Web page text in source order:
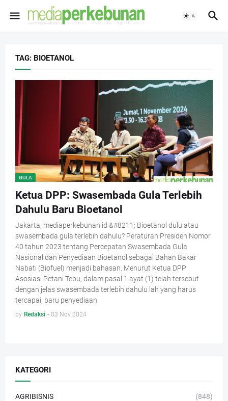
TAG: BIOETANOL
GULA
Ketua DPP: Swasembada Gula Terlebih
Dahulu Baru Bioetanol
Jakarta, mediaperkebunan.id &#8211; Bioetanol dulu atau
swasembada gula terlebih dahulu? Peraturan Presiden Nomor
40 tahun 2023 tentang Percepatan Swasembada Gula
Nasional dan Penyediaan Bioetanol sebagai Bahan Bakar
Nabati (Biofuel) menjadi bahasan. Menurut Ketua DPP
Asosiasi Petani Tebu, dalam pasal 1 ayat (1) telah tersebut
dengan jelas swasembada terlebih dahulu lah yang harus
tercapai, baru penyediaan
by Redaksi - 03 Nov 2024
KATEGORI
AGRIBISNIS (848)